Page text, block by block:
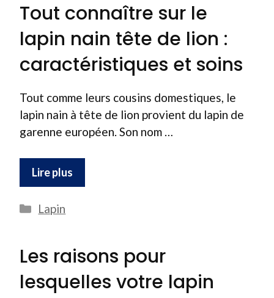
Tout connaître sur le
lapin nain tête de lion :
caractéristiques et soins
Tout comme leurs cousins domestiques, le
lapin nain à tête de lion provient du lapin de
garenne européen. Son nom …
Lire plus
Catégories
Lapin
Les raisons pour
lesquelles votre lapin